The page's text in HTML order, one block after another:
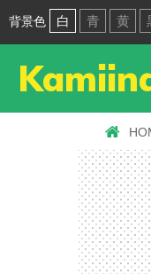
背景色 白 青 黄